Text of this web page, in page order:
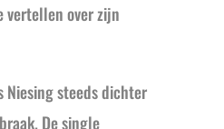
vertellen over zijn
Niesing steeds dichter
De single